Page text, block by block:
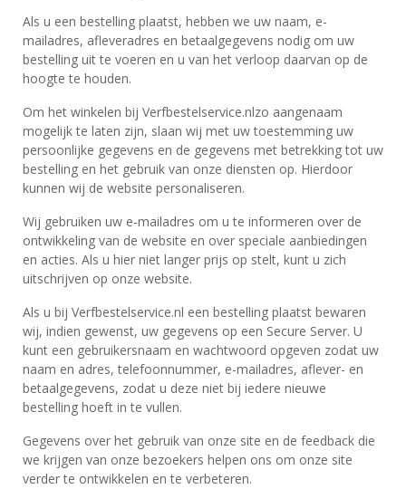
Als u een bestelling plaatst, hebben we uw naam, e-
mailadres, afleveradres en betaalgegevens nodig om uw
bestelling uit te voeren en u van het verloop daarvan op de
hoogte te houden.
Om het winkelen bij Verfbestelservice.nlzo aangenaam
mogelijk te laten zijn, slaan wij met uw toestemming uw
persoonlijke gegevens en de gegevens met betrekking tot uw
bestelling en het gebruik van onze diensten op. Hierdoor
kunnen wij de website personaliseren.
Wij gebruiken uw e-mailadres om u te informeren over de
ontwikkeling van de website en over speciale aanbiedingen
en acties. Als u hier niet langer prijs op stelt, kunt u zich
uitschrijven op onze website.
Als u bij Verfbestelservice.nl een bestelling plaatst bewaren
wij, indien gewenst, uw gegevens op een Secure Server. U
kunt een gebruikersnaam en wachtwoord opgeven zodat uw
naam en adres, telefoonnummer, e-mailadres, aflever- en
betaalgegevens, zodat u deze niet bij iedere nieuwe
bestelling hoeft in te vullen.
Gegevens over het gebruik van onze site en de feedback die
we krijgen van onze bezoekers helpen ons om onze site
verder te ontwikkelen en te verbeteren.